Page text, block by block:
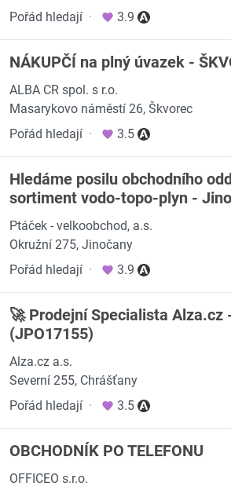
Pořád hledají · 3.9
NÁKUPČÍ na plný úvazek -
ALBA CR spol. s r.o.
Masarykovo náměstí 26, Škvorec
Pořád hledají · 3.5
Hledáme posilu obchodního
sortiment vodo-topo-plyn -
Ptáček - velkoobchod, a.s.
Okružní 275, Jinočany
Pořád hledají · 3.9
🚀 Prodejní Specialista Alza.cz
(JPO17155)
Alza.cz a.s.
Severní 255, Chrášťany
Pořád hledají · 3.5
OBCHODNÍK PO TELEFONU
OFFICEO s.r.o.